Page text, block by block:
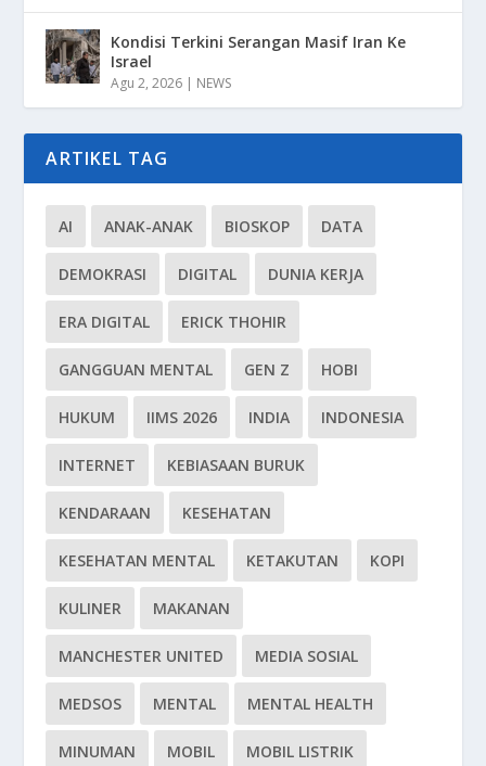
Kondisi Terkini Serangan Masif Iran Ke
Israel
Agu 2, 2026 | NEWS
ARTIKEL TAG
AI ANAK-ANAK BIOSKOP DATA
DEMOKRASI DIGITAL DUNIA KERJA
ERA DIGITAL ERICK THOHIR
GANGGUAN MENTAL GEN Z HOBI
HUKUM IIMS 2026 INDIA INDONESIA
INTERNET KEBIASAAN BURUK
KENDARAAN KESEHATAN
KESEHATAN MENTAL KETAKUTAN KOPI
KULINER MAKANAN
MANCHESTER UNITED MEDIA SOSIAL
MEDSOS MENTAL MENTAL HEALTH
MINUMAN MOBIL MOBIL LISTRIK